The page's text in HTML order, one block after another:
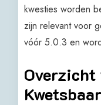
kwesties worden
zijn relevant voor
vóór 5.0.3 en
Overzicht